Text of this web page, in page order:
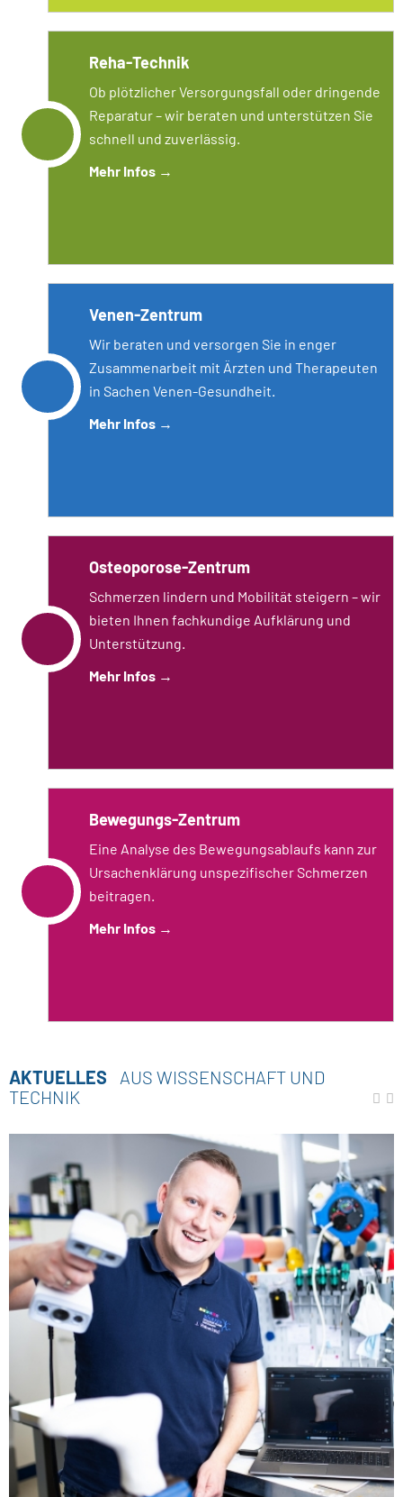
Reha-Technik
Ob plötzlicher Versorgungsfall oder dringende
Reparatur – wir beraten und unterstützen Sie
schnell und zuverlässig.
Mehr Infos→
Venen-Zentrum
Wir beraten und versorgen Sie in enger
Zusammenarbeit mit Ärzten und Therapeuten
in Sachen Venen-Gesundheit.
Mehr Infos→
Osteoporose-Zentrum
Schmerzen lindern und Mobilität steigern – wir
bieten Ihnen fachkundige Aufklärung und
Unterstützung.
Mehr Infos→
Bewegungs-Zentrum
Eine Analyse des Bewegungsablaufs kann zur
Ursachenklärung unspezifischer Schmerzen
beitragen.
Mehr Infos→
AKTUELLES
AUS WISSENSCHAFT UND
TECHNIK